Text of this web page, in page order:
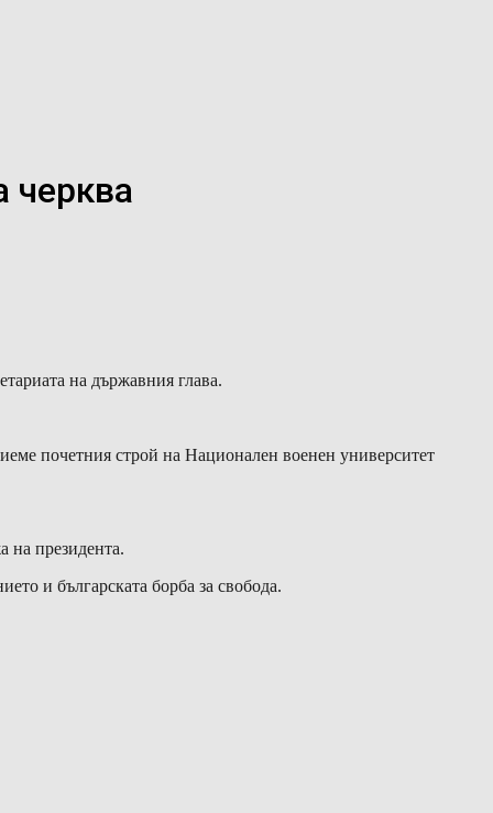
черква
на държавния глава.
почетния строй на Национален военен университет
на президента.
и българската борба за свобода.